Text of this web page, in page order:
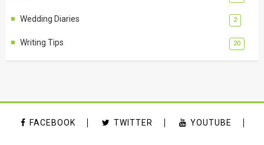
Wedding Diaries 2
Writing Tips 20
FACEBOOK TWITTER YOUTUBE